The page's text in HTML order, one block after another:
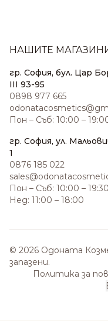
НАШИТЕ
гр. София, бул. Цар
III 93-95
0898 977 665
Пон – Съб: 10:00 –
гр. София, ул.
1
0876 185 022
Пон – Съб: 10:00 –
Нед: 11:00 – 18:00
© 2026 Одоната
запазени.
Политика за